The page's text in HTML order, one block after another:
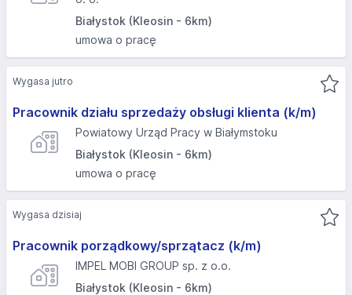
Białystok (Kleosin - 6km)
umowa o pracę
Pracownik działu sprzedaży obsługi klienta (k/m)
Powiatowy Urząd Pracy w Białymstoku
Białystok (Kleosin - 6km)
umowa o pracę
Wygasa jutro
Pracownik porządkowy/sprzątacz (k/m)
IMPEL MOBI GROUP sp. z o.o.
Białystok (Kleosin - 6km)
Wygasa dzisiaj